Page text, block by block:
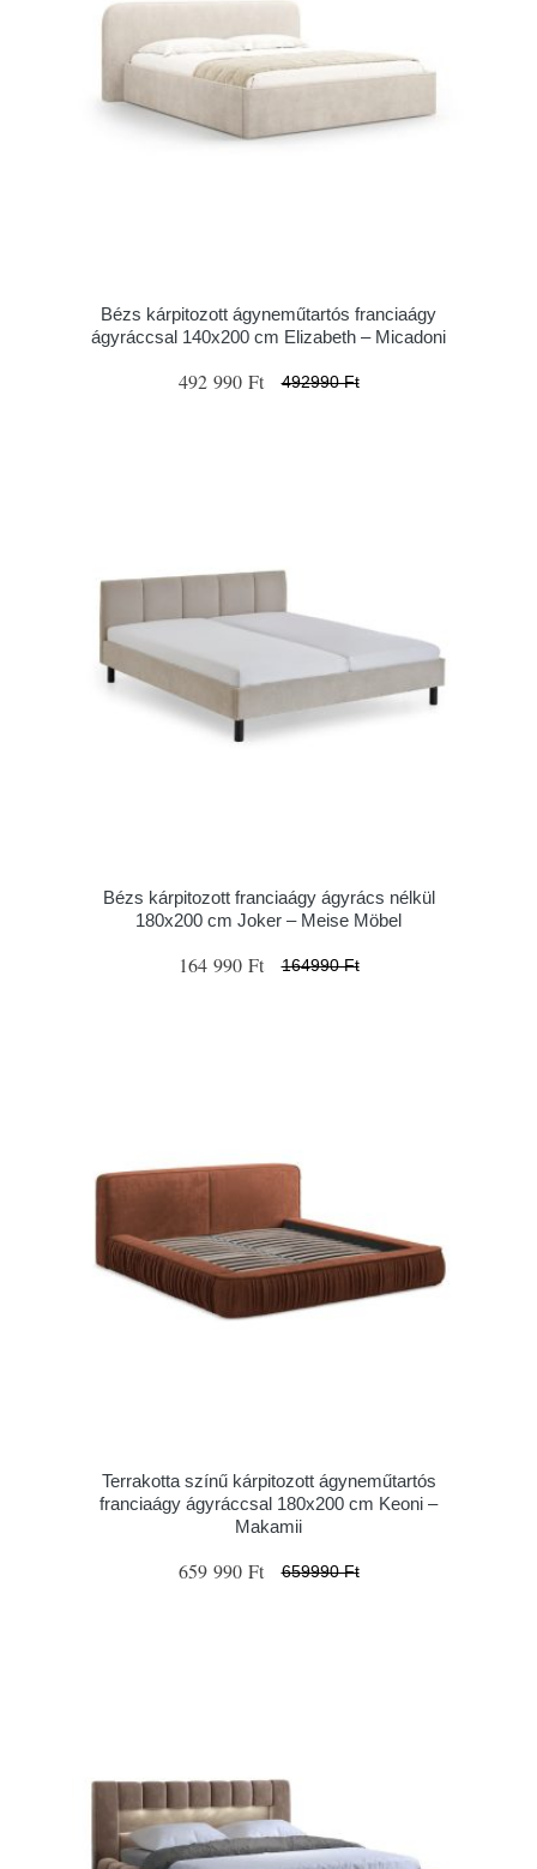
Bézs kárpitozott ágyneműtartós franciaágy
ágyráccsal 140x200 cm Elizabeth – Micadoni
492 990 Ft 492990 Ft
Bézs kárpitozott franciaágy ágyrács nélkül
180x200 cm Joker – Meise Möbel
164 990 Ft 164990 Ft
Terrakotta színű kárpitozott ágyneműtartós
franciaágy ágyráccsal 180x200 cm Keoni –
Makamii
659 990 Ft 659990 Ft